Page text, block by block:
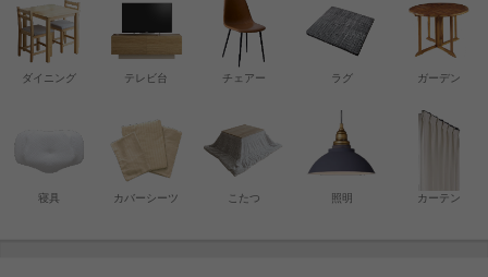
寝具 カバーシーツ
チェアー
こたつ
テレビ台
ダイニング ラグ
カーテン
照明
ガーデン